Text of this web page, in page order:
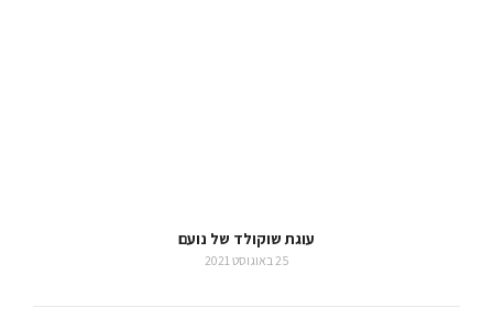
עוגת שוקולד של נועם
25 באוגוסט 2021